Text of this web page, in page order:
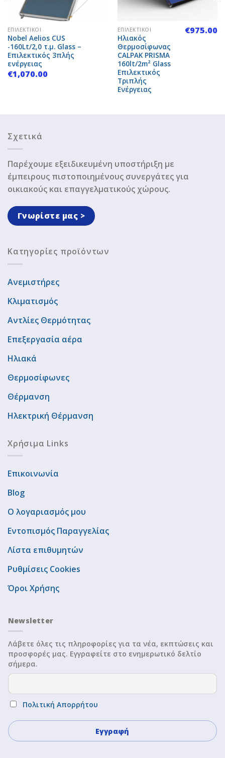
ΕΠΙΛΕΚΤΙΚΟΊ
Nobel Aelios CUS
-160Lt/2,0 τ.μ. Glass –
Επιλεκτικός 3πλής
ενέργειας
€1,070.00
ΕΠΙΛΕΚΤΙΚΟΊ
Ηλιακός
Θερμοσίφωνας
CALPAK PRISMA
160lt/2m² Glass
Επιλεκτικός
Τριπλής
Ενέργειας
€975.00
Σχετικά
Παρέχουμε εξειδικευμένη υποστήριξη με
έμπειρους πιστοποιημένους συνεργάτες για
οικιακούς και επαγγελματικούς χώρους.
Γνωρίστε μας >
Κατηγορίες προϊόντων
Ανεμιστήρες
Κλιματισμός
Αντλίες Θερμότητας
Επεξεργασία αέρα
Ηλιακά
Θερμοσίφωνες
Θέρμανση
Ηλεκτρική Θέρμανση
Χρήσιμα Links
Επικοινωνία
Blog
Ο λογαριασμός μου
Εντοπισμός Παραγγελίας
Λίστα επιθυμητών
Ρυθμίσεις Cookies
Όροι Χρήσης
Newsletter
Λάβετε όλες τις πληροφορίες για τα νέα, εκπτώσεις και
προσφορές μας. Εγγραφείτε στο ενημερωτικό δελτίο
σήμερα.
Πολιτική Απορρήτου